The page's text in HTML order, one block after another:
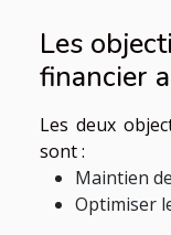
Les
financier
Les deux
sont :
Maintien
Optimiser